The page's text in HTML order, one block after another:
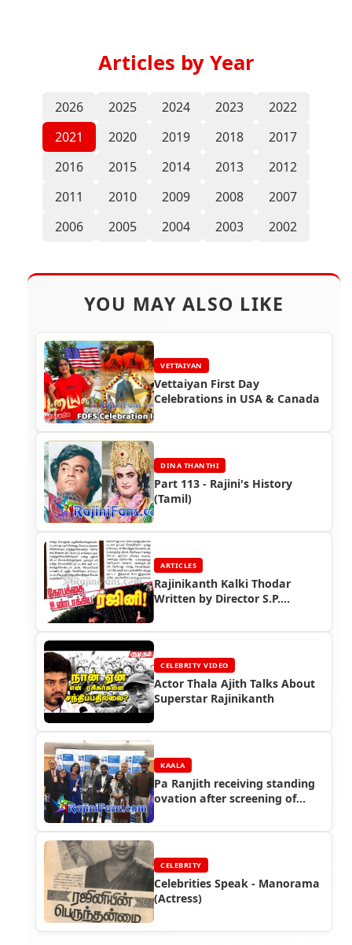
Articles by Year
2026 2025 2024 2023
2022
2021
2020 2019 2018
2017
2016
2015 2014 2013
2012
2011
2010 2009 2008
2007
2006
2005 2004 2003 2002
YOU MAY ALSO LIKE
VETTAIYAN
Vettaiyan First Day
Celebrations in USA & Canada
DINA THANTHI
Part 113 - Rajini's History
(Tamil)
ARTICLES
Rajinikanth Kalki Thodar
Written by Director S.P.
CELEBRITY VIDEO
Actor Thala Ajith Talks About
Superstar Rajinikanth
KAALA
Pa Ranjith receiving standing
ovation after screening of
film festival
CELEBRITY
Celebrities Speak - Manorama
(Actress)